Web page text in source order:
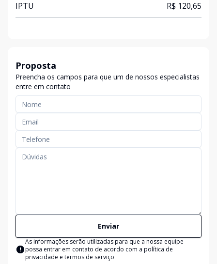
IPTU R$ 120,65
Proposta
Preencha os campos para que um de nossos especialistas
entre em contato
Enviar
As informações serão utilizadas para que a nossa equipe
possa entrar em contato de acordo com a política de
privacidade e termos de serviço